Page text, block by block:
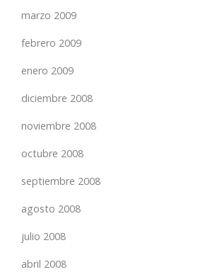
marzo 2009
febrero 2009
enero 2009
diciembre 2008
noviembre 2008
octubre 2008
septiembre 2008
agosto 2008
julio 2008
abril 2008